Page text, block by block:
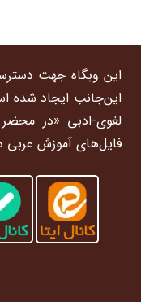
این وبگاه جهت
این‌جانب ایجاد شده
لغوی-ادبی «در
فایل‌های آموزش عربی